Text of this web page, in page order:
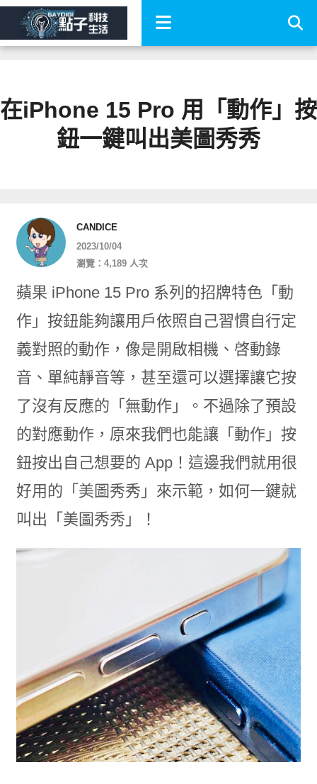
在iPhone 15 Pro 用「動作」按
鈕一鍵叫出美圖秀秀
CANDICE
2023/10/04
瀏覽：4,189 人次
蘋果 iPhone 15 Pro 系列的招牌特色「動
作」按鈕能夠讓用戶依照自己習慣自行定
義對照的動作，像是開啟相機、啓動錄
音、單純靜音等，甚至還可以選擇讓它按
了沒有反應的「無動作」。不過除了預設
的對應動作，原來我們也能讓「動作」按
鈕按出自己想要的 App！這邊我們就用很
好用的「美圖秀秀」來示範，如何一鍵就
叫出「美圖秀秀」！